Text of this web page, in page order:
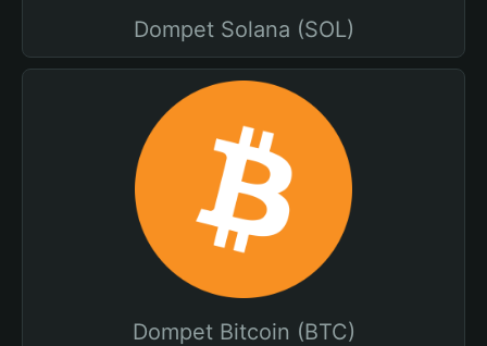
Dompet Solana (SOL)
Dompet Bitcoin (BTC)